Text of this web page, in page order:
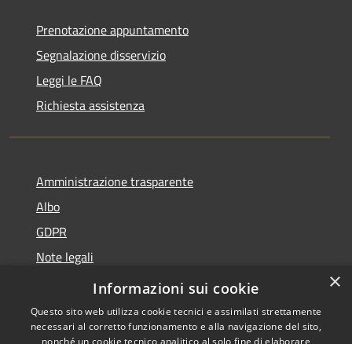
Prenotazione appuntamento
Segnalazione disservizio
Leggi le FAQ
Richiesta assistenza
Amministrazione trasparente
Albo
GDPR
Note legali
Dichiarazione di accessibilità
×
Informazioni sui cookie
Questo sito web utilizza cookie tecnici e assimilati strettamente
necessari al corretto funzionamento e alla navigazione del sito,
nonché un cookie tecnico analitico al solo fine di elaborare